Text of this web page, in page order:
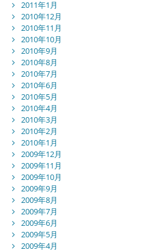
2011年1月
2010年12月
2010年11月
2010年10月
2010年9月
2010年8月
2010年7月
2010年6月
2010年5月
2010年4月
2010年3月
2010年2月
2010年1月
2009年12月
2009年11月
2009年10月
2009年9月
2009年8月
2009年7月
2009年6月
2009年5月
2009年4月